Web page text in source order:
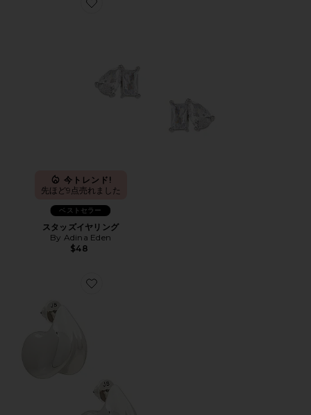
Favorite スタッズイヤリング
今トレンド!
先ほど9点売れました
ベストセラー
スタッズイヤリング
By Adina Eden
$48
Favorite NOUVEAUX イヤリング